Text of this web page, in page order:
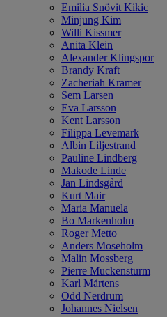
Emilia Snövit Kikic
Minjung Kim
Willi Kissmer
Anita Klein
Alexander Klingspor
Brandy Kraft
Zacheriah Kramer
Sem Larsen
Eva Larsson
Kent Larsson
Filippa Levemark
Albin Liljestrand
Pauline Lindberg
Makode Linde
Jan Lindsgård
Kurt Mair
Maria Manuela
Bo Markenholm
Roger Metto
Anders Moseholm
Malin Mossberg
Pierre Muckensturm
Karl Mårtens
Odd Nerdrum
Johannes Nielsen